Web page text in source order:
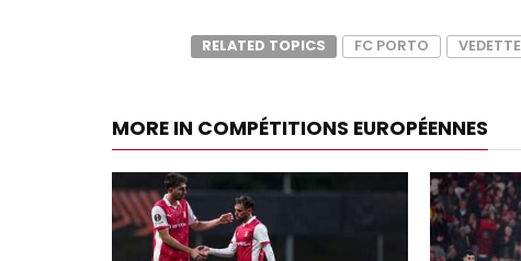
RELATED TOPICS FC PORTO VEDETTE
MORE IN COMPÉTITIONS EUROPÉENNES